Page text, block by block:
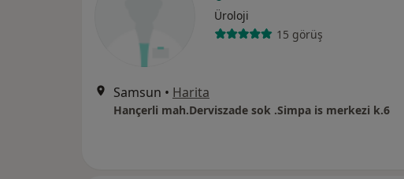
Üroloji
15 görüş
Samsun • Harita
Hançerli mah.Derviszade sok .Simpa is merkezi k.6